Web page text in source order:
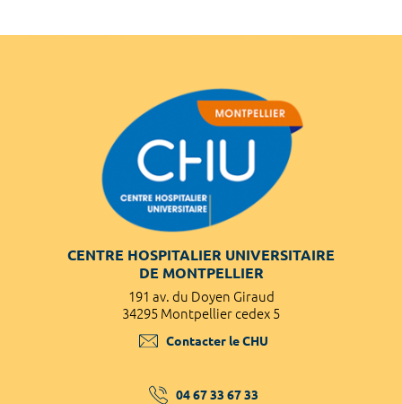
CENTRE HOSPITALIER UNIVERSITAIRE
DE MONTPELLIER
191 av. du Doyen Giraud
34295 Montpellier cedex 5
Contacter le CHU
04 67 33 67 33